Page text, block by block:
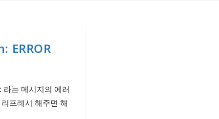
ERROR
는 메시지의 에러
프레시 해주면 해